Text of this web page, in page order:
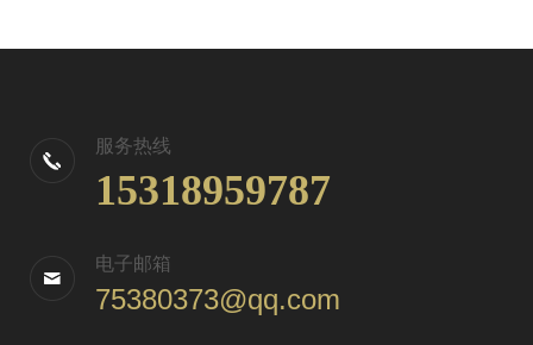
服务热线
15318959787
电子邮箱
75380373@qq.com